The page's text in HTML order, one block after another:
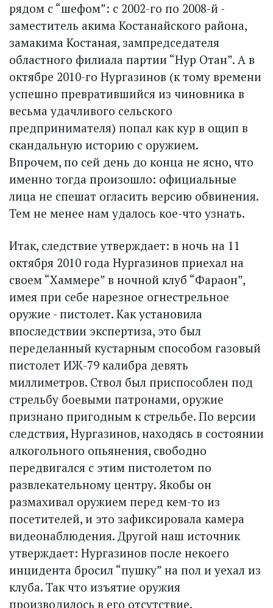
рядом с “шефом”: с 2002-го по 2008-й -
заместитель акима Костанайского района,
замакима Костаная, зампредседателя
областного филиала партии “Нур Отан”. А в
октябре 2010-го Нургазинов (к тому времени
успешно превратившийся из чиновника в
весьма удачливого сельского
предпринимателя) попал как кур в ощип в
скандальную историю с оружием.
Впрочем, по сей день до конца не ясно, что
именно тогда про­изошло: официальные
лица не спешат огласить версию обвинения.
Тем не менее нам удалось кое-что узнать.
Итак, следствие утверждает: в ночь на 11
октября 2010 года Нургазинов приехал на
своем “Хаммере” в ночной клуб “Фараон”,
имея при себе нарезное огнестрельное
оружие - пистолет. Как установила
впоследствии экспертиза, это был
переделанный кустарным способом газовый
пистолет ИЖ-79 калибра девять
миллиметров. Ствол был приспособлен под
стрельбу боевыми патронами, оружие
признано пригодным к стрельбе. По версии
следствия, Нургазинов, находясь в состоянии
алкогольного опьянения, свободно
передвигался с этим пистолетом по
развлекательному центру. Якобы он
размахивал оружием перед кем-то из
посетителей, и это зафиксировала камера
видеонаблюдения. Другой наш источник
утверждает: Нургазинов после некоего
инцидента бросил “пушку” на пол и уехал из
клуба. Так что изъятие оружия
производилось в его отсутствие.